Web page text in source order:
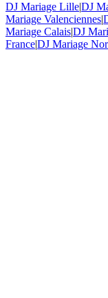
DJ Mariage Lille|DJ
Mariage Valenciennes|
Mariage Calais|DJ
France|DJ Mariage